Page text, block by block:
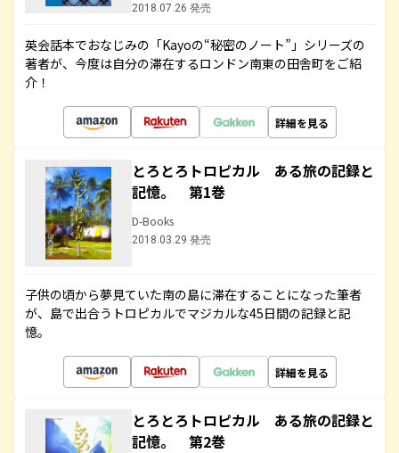
2018.07.26 発売
英会話本でおなじみの「Kayoの“秘密のノート”」シリーズの
著者が、今度は自分の滞在するロンドン南東の田舎町をご紹
介！
詳細を見る
とろとろトロピカル ある旅の記録と
記憶。 第1巻
D-Books
2018.03.29 発売
子供の頃から夢見ていた南の島に滞在することになった筆者
が、島で出合うトロピカルでマジカルな45日間の記録と記
憶。
詳細を見る
とろとろトロピカル ある旅の記録と
記憶。 第2巻